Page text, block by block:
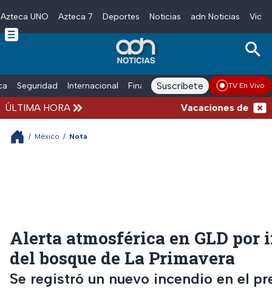
Skip to main content
Azteca UNO Azteca 7 Deportes Noticias adn Noticias
Seguridad Internacional Finanzas adn Noticias Radio
Suscríbete TV En Vivo
ÚLTIMA HORA Vacaciones de
/ México / Nota
Alerta atmosférica en GLD por
del bosque de La Primavera
Se registró un nuevo incendio en el